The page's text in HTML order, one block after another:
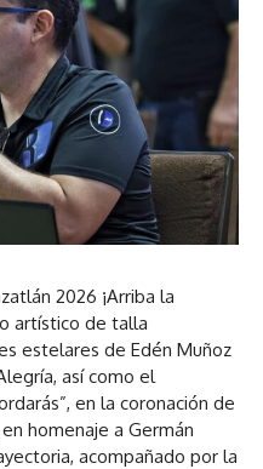
2026 ¡Arriba la
artístico de talla
estelares de Edén Muñoz
así como el
en la coronación de
homenaje a Germán
acompañado por la